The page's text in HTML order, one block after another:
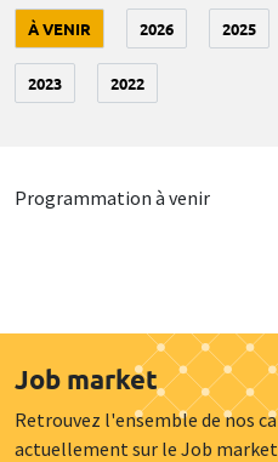
À VENIR 2026 2025
2023 2022
Programmation à venir
Job market
Retrouvez l'ensemble de nos
actuellement sur le Job market